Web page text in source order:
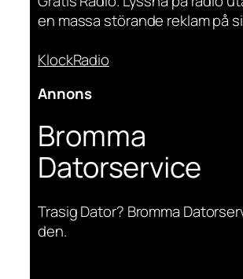
en massa störande reklam på
KlockRadio
Annons
Bromma
Datorservice
Trasig Dator? Bromma
den.